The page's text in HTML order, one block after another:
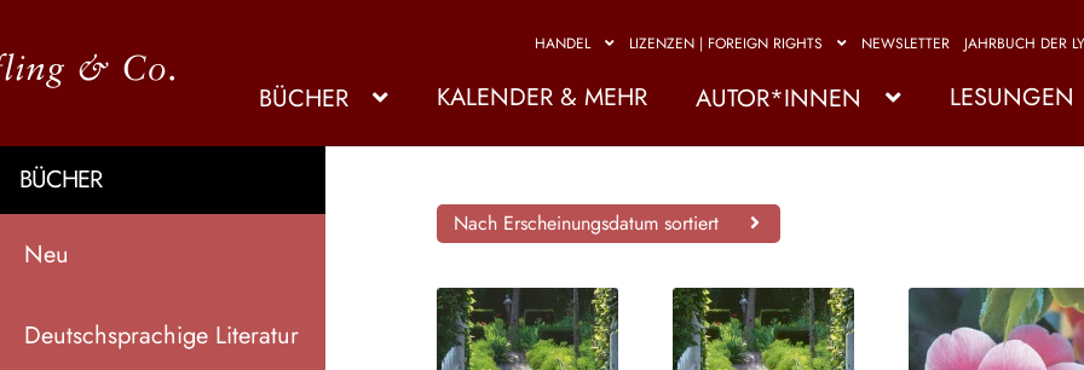
HANDEL LIZENZEN | FOREIGN RIGHTS NEWSLETTER JAHRBUCH DER
BÜCHER KALENDER & MEHR AUTOR*INNEN LESUNGEN
BÜCHER
Neu
Deutschsprachige Literatur
Nach Erscheinungsdatum sortiert